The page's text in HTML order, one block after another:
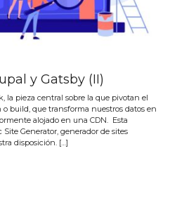
y Gatsby (II)
la pieza central sobre la que pivotan el
build, que transforma nuestros datos en
alojado en una CDN. Esta
Generator, generador de sites
disposición. […]